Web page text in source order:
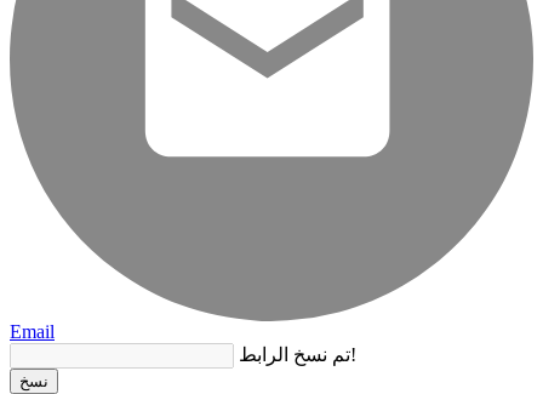
Email
تم نسخ الرابط!
نسخ